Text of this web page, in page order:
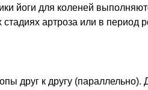
йоги для коленей
артроза или в период
друг к другу (параллельно).